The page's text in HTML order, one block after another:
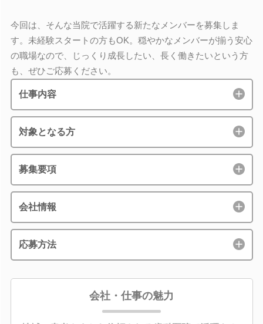
今回は、そんな当院で活躍する新たなメンバーを募集しま
す。未経験スタートの方もOK。穏やかなメンバーが揃う安心
の職場なので、じっくり成長したい、長く働きたいという方
も、ぜひご応募ください。
仕事内容
対象となる方
募集要項
会社情報
応募方法
会社・仕事の魅力